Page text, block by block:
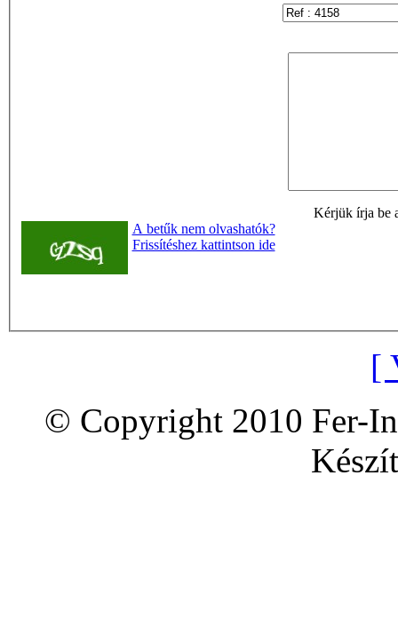
Kérjük írja be
A betűk nem olvashatók?
Frissítéshez kattintson ide
[
© Copyright 2010 Fer-